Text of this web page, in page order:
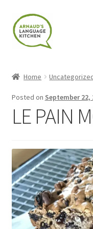
Skip
to
navigation
Skip
to
content
Blog
Checkout
Contact
Contact Me
Home
Posted on September 22,
LE PAIN